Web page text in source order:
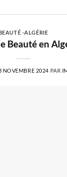
-ALGÉRIE
Beauté en
NOVEMBRE 2024 PAR